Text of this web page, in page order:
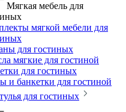
Мягкая мебель для
мягкой мебели для
для гостиных
мягкие для гостиной
для гостиных
и банкетки для гостиной
для гостиных